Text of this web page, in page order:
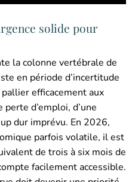
solide pour
la colonne vertébrale de
en période d’incertitude
efficacement aux
perte d’emploi, d’une
dur imprévu. En 2026,
parfois volatile, il est
de trois à six mois de
facilement accessible.